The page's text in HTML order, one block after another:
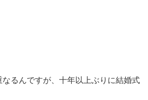
なるんですが、十年以上ぶりに結婚式